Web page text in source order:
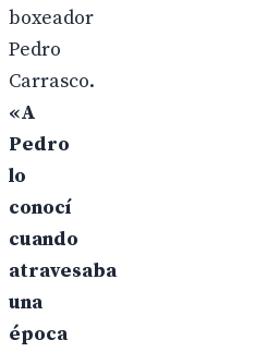
boxeador
Pedro
Carrasco.
«A
Pedro
lo
conocí
cuando
atravesaba
una
época